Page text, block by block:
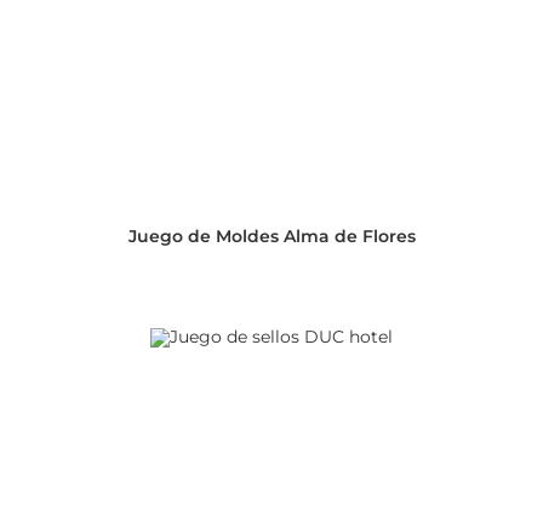
Juego de Moldes Alma de Flores